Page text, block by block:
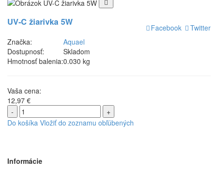
Facebook Twitter
UV-C žiarivka 5W
Značka:
Aquael
Dostupnosť:
Skladom
Hmotnosť balenia:0.030 kg
Vaša cena:
12,97 €
-
+
Do košíka Vložiť do zoznamu obľúbených
Informácie